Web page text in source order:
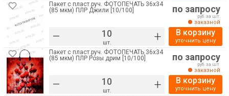
Пакет с пласт.руч. ФОТОПЕЧАТЬ 36х34
(85 мкм) ПЛР Джили [10/100]
– шт. +
по запросу
руб. за шт.
заказной
В корзину
уточнить цену
Пакет с пласт.руч. ФОТОПЕЧАТЬ 36х34
(85 мкм) ПЛР Розы дрим [10/100]
– шт. +
по запросу
руб. за шт.
заказной
В корзину
уточнить цену